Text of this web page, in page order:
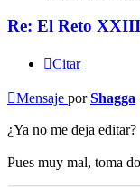
Re: El Reto
Citar
Mensaje porShagga
¿Ya no me deja editar?
Pues muy mal, toma